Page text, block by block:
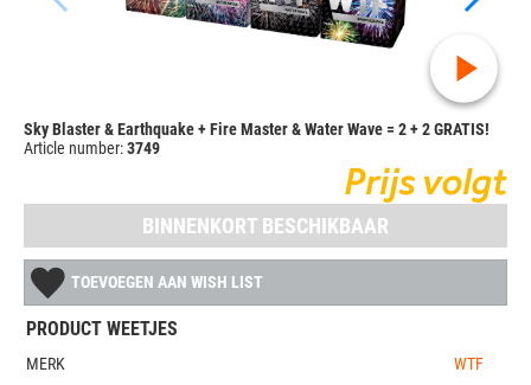
Sky Blaster & Earthquake + Fire Master & Water Wave = 2 + 2 GRATIS!
Article number:3749
Prijs volgt
BINNENKORT BESCHIKBAAR
TOEVOEGEN AAN WISH LIST
PRODUCT WEETJES
MERK
WTF